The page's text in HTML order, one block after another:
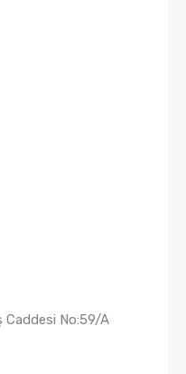
Caddesi No:59/A